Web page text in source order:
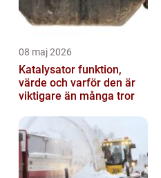
08 maj 2026
Katalysator funktion,
värde och varför den är
viktigare än många tror